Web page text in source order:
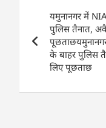
b
o
o
k
A
p
p
यमुनानगर में
पुलिस तैनात,
के बाहर पुलिस
लिए पूछताछ